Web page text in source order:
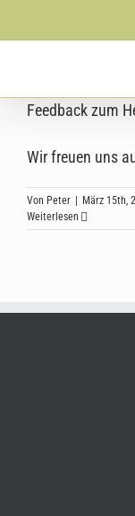
Feedback zum
Wir freuen uns
Von Peter März 15th,
Weiterlesen